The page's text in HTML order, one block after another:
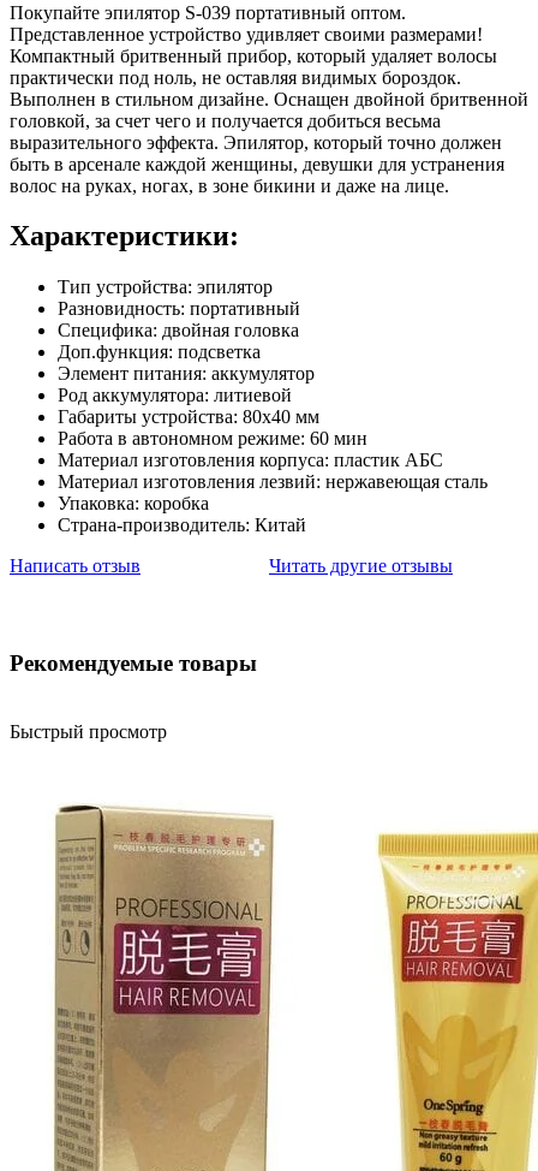
Покупайте эпилятор S-039 портативный оптом.
Представленное устройство удивляет своими размерами!
Компактный бритвенный прибор, который удаляет волосы
практически под ноль, не оставляя видимых бороздок.
Выполнен в стильном дизайне. Оснащен двойной бритвенной
головкой, за счет чего и получается добиться весьма
выразительного эффекта. Эпилятор, который точно должен
быть в арсенале каждой женщины, девушки для устранения
волос на руках, ногах, в зоне бикини и даже на лице.
Характеристики:
Тип устройства: эпилятор
Разновидность: портативный
Специфика: двойная головка
Доп.функция: подсветка
Элемент питания: аккумулятор
Род аккумулятора: литиевой
Габариты устройства: 80х40 мм
Работа в автономном режиме: 60 мин
Материал изготовления корпуса: пластик АБС
Материал изготовления лезвий: нержавеющая сталь
Упаковка: коробка
Страна-производитель: Китай
Написать отзыв
Читать другие отзывы
Рекомендуемые товары
Быстрый просмотр